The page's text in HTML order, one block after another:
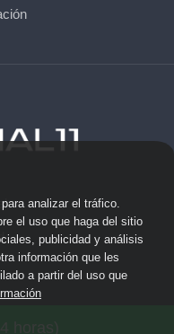
analizar el tráfico.
el uso que haga del sitio
publicidad y análisis
información que les
a partir del uso que